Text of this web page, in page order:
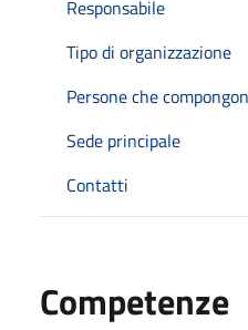
Responsabile
Tipo di organizzazione
Persone che
Sede principale
Contatti
Competenze